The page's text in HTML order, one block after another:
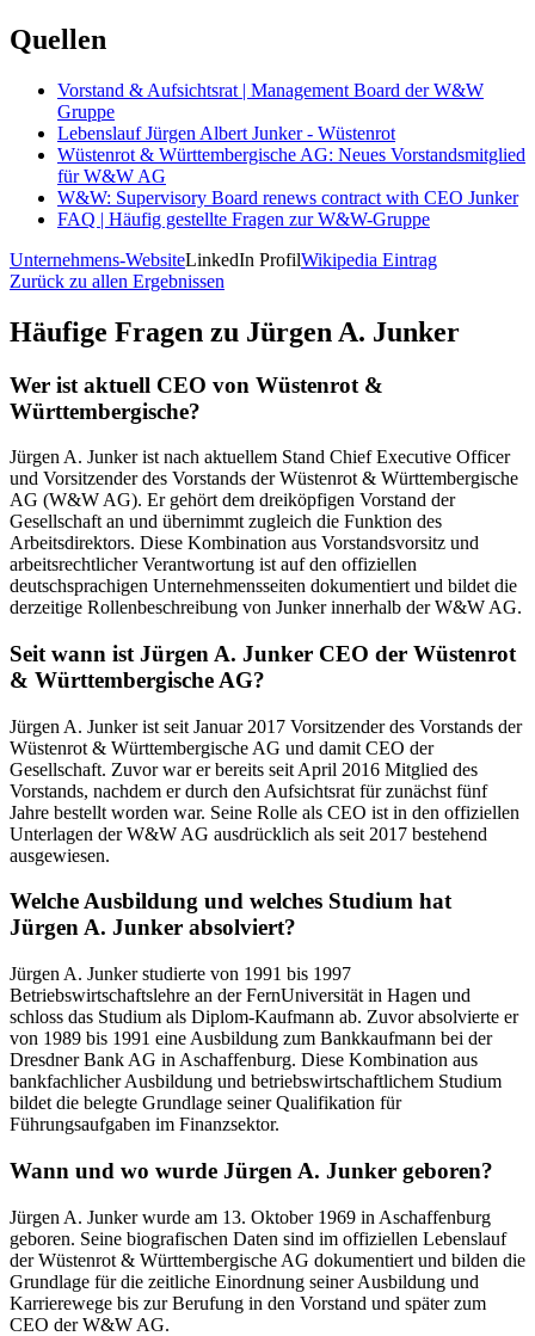
Quellen
Vorstand & Aufsichtsrat | Management Board der W&W
Gruppe
Lebenslauf Jürgen Albert Junker - Wüstenrot
Wüstenrot & Württembergische AG: Neues Vorstandsmitglied
für W&W AG
W&W: Supervisory Board renews contract with CEO Junker
FAQ | Häufig gestellte Fragen zur W&W-Gruppe
Unternehmens-WebsiteLinkedIn ProfilWikipedia Eintrag
Zurück zu allen Ergebnissen
Häufige Fragen zu Jürgen A. Junker
Wer ist aktuell CEO von Wüstenrot &
Württembergische?
Jürgen A. Junker ist nach aktuellem Stand Chief Executive Officer
und Vorsitzender des Vorstands der Wüstenrot & Württembergische
AG (W&W AG). Er gehört dem dreiköpfigen Vorstand der
Gesellschaft an und übernimmt zugleich die Funktion des
Arbeitsdirektors. Diese Kombination aus Vorstandsvorsitz und
arbeitsrechtlicher Verantwortung ist auf den offiziellen
deutschsprachigen Unternehmensseiten dokumentiert und bildet die
derzeitige Rollenbeschreibung von Junker innerhalb der W&W AG.
Seit wann ist Jürgen A. Junker CEO der Wüstenrot
& Württembergische AG?
Jürgen A. Junker ist seit Januar 2017 Vorsitzender des Vorstands der
Wüstenrot & Württembergische AG und damit CEO der
Gesellschaft. Zuvor war er bereits seit April 2016 Mitglied des
Vorstands, nachdem er durch den Aufsichtsrat für zunächst fünf
Jahre bestellt worden war. Seine Rolle als CEO ist in den offiziellen
Unterlagen der W&W AG ausdrücklich als seit 2017 bestehend
ausgewiesen.
Welche Ausbildung und welches Studium hat
Jürgen A. Junker absolviert?
Jürgen A. Junker studierte von 1991 bis 1997
Betriebswirtschaftslehre an der FernUniversität in Hagen und
schloss das Studium als Diplom-Kaufmann ab. Zuvor absolvierte er
von 1989 bis 1991 eine Ausbildung zum Bankkaufmann bei der
Dresdner Bank AG in Aschaffenburg. Diese Kombination aus
bankfachlicher Ausbildung und betriebswirtschaftlichem Studium
bildet die belegte Grundlage seiner Qualifikation für
Führungsaufgaben im Finanzsektor.
Wann und wo wurde Jürgen A. Junker geboren?
Jürgen A. Junker wurde am 13. Oktober 1969 in Aschaffenburg
geboren. Seine biografischen Daten sind im offiziellen Lebenslauf
der Wüstenrot & Württembergische AG dokumentiert und bilden die
Grundlage für die zeitliche Einordnung seiner Ausbildung und
Karrierewege bis zur Berufung in den Vorstand und später zum
CEO der W&W AG.